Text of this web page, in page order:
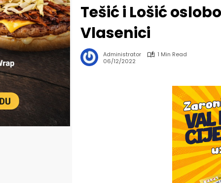
Tešić i Lošić
Vlasenici
Administrator
1 Min Read
06/12/2022